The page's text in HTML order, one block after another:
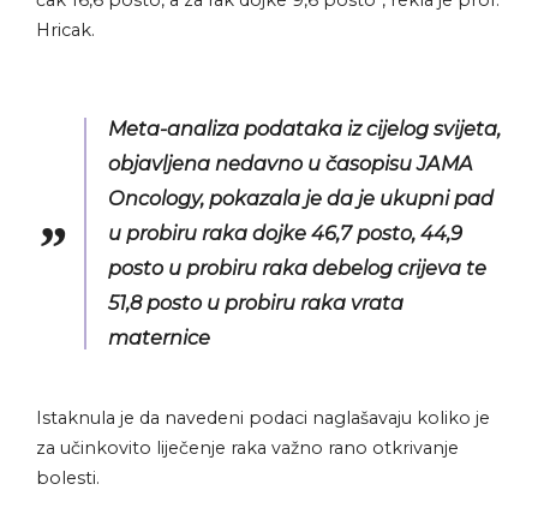
Hricak.
Meta-analiza podataka iz cijelog svijeta,
objavljena nedavno u časopisu JAMA
Oncology, pokazala je da je ukupni pad
u probiru raka dojke 46,7 posto, 44,9
posto u probiru raka debelog crijeva te
51,8 posto u probiru raka vrata
maternice
Istaknula je da navedeni podaci naglašavaju koliko je
za učinkovito liječenje raka važno rano otkrivanje
bolesti.